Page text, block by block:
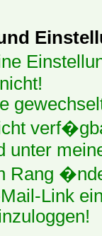
unter
Rang
Link